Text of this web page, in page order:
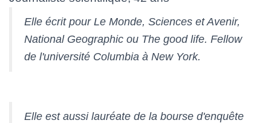
Elle écrit pour Le Monde, Sciences et Avenir,
National Geographic ou The good life. Fellow
de l'université Columbia à New York.
Elle est aussi lauréate de la bourse d'enquête